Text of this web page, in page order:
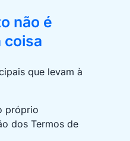
não é
coisa
que levam à
próprio
dos Termos de